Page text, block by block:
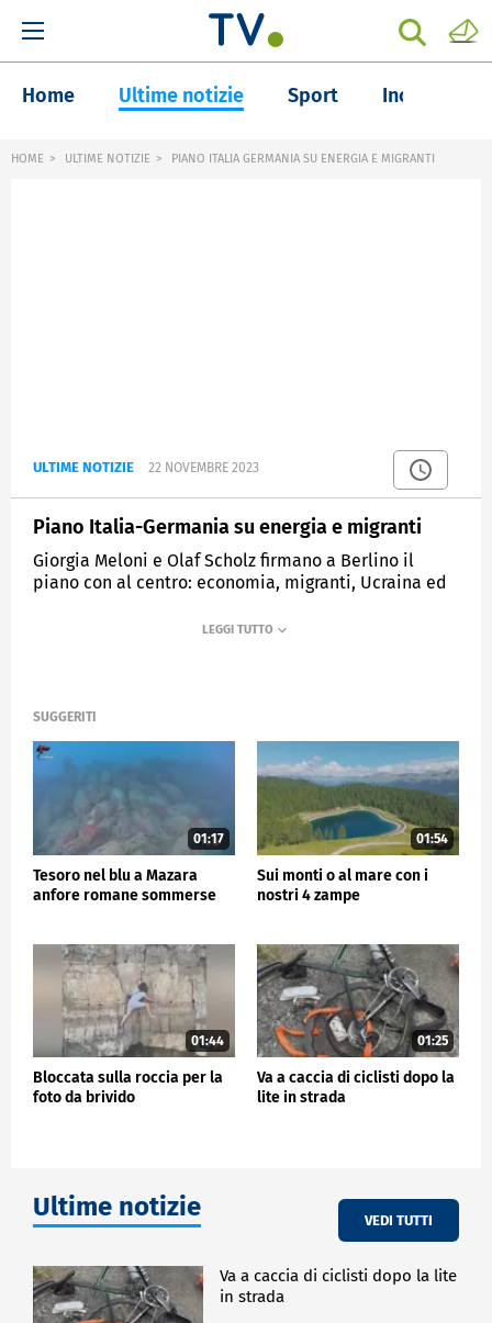
Home Ultime notizie Sport Inchieste
HOME ULTIME NOTIZIE PIANO ITALIA GERMANIA SU ENERGIA E MIGRANTI
ULTIME NOTIZIE 22 NOVEMBRE 2023
Piano Italia-Germania su energia e migranti
Giorgia Meloni e Olaf Scholz firmano a Berlino il
piano con al centro: economia, migranti, Ucraina ed
SUGGERITI
01:17
Tesoro nel blu a Mazara
anfore romane sommerse
01:54
Sui monti o al mare con i
nostri 4 zampe
01:44
Bloccata sulla roccia per la
foto da brivido
01:25
Va a caccia di ciclisti dopo la
lite in strada
Ultime notizie VEDI TUTTI
Va a caccia di ciclisti dopo la lite
in strada